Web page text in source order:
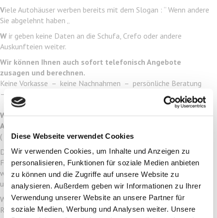
Diese Webseite verwendet Cookies
Wir verwenden Cookies, um Inhalte und Anzeigen zu
personalisieren, Funktionen für soziale Medien anbieten
zu können und die Zugriffe auf unsere Website zu
analysieren. Außerdem geben wir Informationen zu Ihrer
Verwendung unserer Website an unsere Partner für
soziale Medien, Werbung und Analysen weiter. Unsere
Viele Autohäuser werben bereits mit dem Slogan : “ Wenn andere
Sie abgelehnt haben „
W ir geben keine Daten an die Schufa, Crefo oder andere
Auskunfteien weiter.
Wir können Ihnen auch sofort telefonisch Angebote
zusagen und berechnen.
Keine Vorkasse – keine Nachnahmen – persönliche Beratung
– nur gewerbliche Anfragen –
Wir geben keine Daten an die Schufa oder andere
Auskunfteien weiter
( Ihr Kunde behält seine volle Bonität )
Da wir auch viele Kundenanfragen bekommen, die über uns
Fahrzeug – Wünsche und Angebote äußern,
würden wir Sie gerne, Ihr Einverständnis vorrausgesetzt, auch in
unsere Autohäuser – Datei aufnehmen.
Weitere Informationen auf Anfrage ! Wir freuen uns auf Ihre
Rückmeldung !